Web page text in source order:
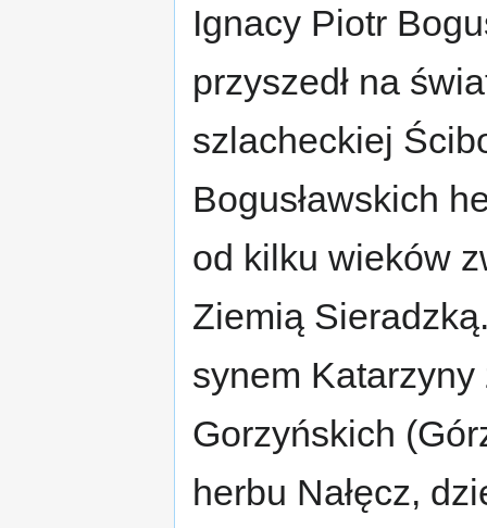
Ignacy Piotr
przyszedł na
szlacheckiej
Bogusławskich
od kilku wieków
Ziemią
synem Katarzyny
Gorzyńskich
herbu Nałęcz,